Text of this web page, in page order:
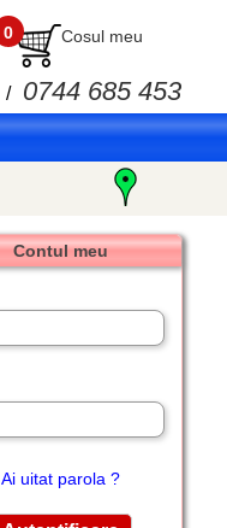
0 Cosul meu
/ 0744 685 453
Contul meu
Ai uitat parola ?